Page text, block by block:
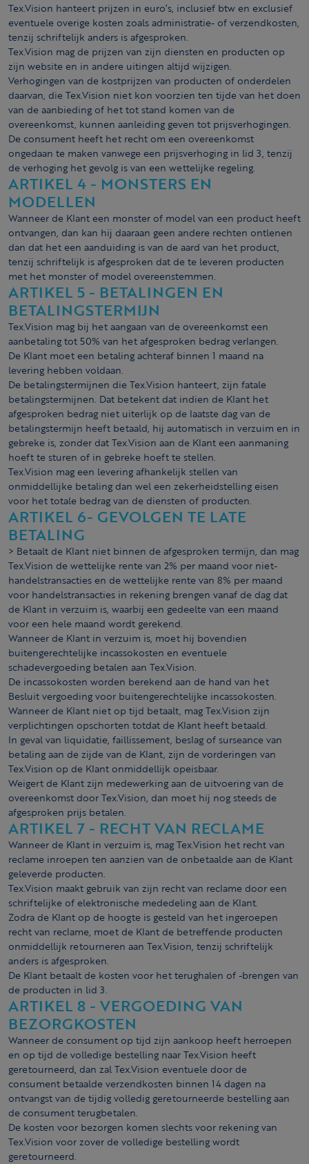
Tex.Vision hanteert prijzen in euro’s, inclusief btw en exclusief
eventuele overige kosten zoals administratie- of verzendkosten,
tenzij schriftelijk anders is afgesproken.
Tex.Vision mag de prijzen van zijn diensten en producten op
zijn website en in andere uitingen altijd wijzigen.
Verhogingen van de kostprijzen van producten of onderdelen
daarvan, die Tex.Vision niet kon voorzien ten tijde van het doen
van de aanbieding of het tot stand komen van de
overeenkomst, kunnen aanleiding geven tot prijsverhogingen.
De consument heeft het recht om een overeenkomst
ongedaan te maken vanwege een prijsverhoging in lid 3, tenzij
de verhoging het gevolg is van een wettelijke regeling.
ARTIKEL 4 - MONSTERS EN
MODELLEN
Wanneer de Klant een monster of model van een product heeft
ontvangen, dan kan hij daaraan geen andere rechten ontlenen
dan dat het een aanduiding is van de aard van het product,
tenzij schriftelijk is afgesproken dat de te leveren producten
met het monster of model overeenstemmen.
ARTIKEL 5 - BETALINGEN EN
BETALINGSTERMIJN
Tex.Vision mag bij het aangaan van de overeenkomst een
aanbetaling tot 50% van het afgesproken bedrag verlangen.
De Klant moet een betaling achteraf binnen 1 maand na
levering hebben voldaan.
De betalingstermijnen die Tex.Vision hanteert, zijn fatale
betalingstermijnen. Dat betekent dat indien de Klant het
afgesproken bedrag niet uiterlijk op de laatste dag van de
betalingstermijn heeft betaald, hij automatisch in verzuim en in
gebreke is, zonder dat Tex.Vision aan de Klant een aanmaning
hoeft te sturen of in gebreke hoeft te stellen.
Tex.Vision mag een levering afhankelijk stellen van
onmiddellijke betaling dan wel een zekerheidstelling eisen
voor het totale bedrag van de diensten of producten.
ARTIKEL 6- GEVOLGEN TE LATE
BETALING
> Betaalt de Klant niet binnen de afgesproken termijn, dan mag
Tex.Vision de wettelijke rente van 2% per maand voor niet-
handelstransacties en de wettelijke rente van 8% per maand
voor handelstransacties in rekening brengen vanaf de dag dat
de Klant in verzuim is, waarbij een gedeelte van een maand
voor een hele maand wordt gerekend.
Wanneer de Klant in verzuim is, moet hij bovendien
buitengerechtelijke incassokosten en eventuele
schadevergoeding betalen aan Tex.Vision.
De incassokosten worden berekend aan de hand van het
Besluit vergoeding voor buitengerechtelijke incassokosten.
Wanneer de Klant niet op tijd betaalt, mag Tex.Vision zijn
verplichtingen opschorten totdat de Klant heeft betaald.
In geval van liquidatie, faillissement, beslag of surseance van
betaling aan de zijde van de Klant, zijn de vorderingen van
Tex.Vision op de Klant onmiddellijk opeisbaar.
Weigert de Klant zijn medewerking aan de uitvoering van de
overeenkomst door Tex.Vision, dan moet hij nog steeds de
afgesproken prijs betalen.
ARTIKEL 7 - RECHT VAN RECLAME
Wanneer de Klant in verzuim is, mag Tex.Vision het recht van
reclame inroepen ten aanzien van de onbetaalde aan de Klant
geleverde producten.
Tex.Vision maakt gebruik van zijn recht van reclame door een
schriftelijke of elektronische mededeling aan de Klant.
Zodra de Klant op de hoogte is gesteld van het ingeroepen
recht van reclame, moet de Klant de betreffende producten
onmiddellijk retourneren aan Tex.Vision, tenzij schriftelijk
anders is afgesproken.
De Klant betaalt de kosten voor het terughalen of -brengen van
de producten in lid 3.
ARTIKEL 8 - VERGOEDING VAN
BEZORGKOSTEN
Wanneer de consument op tijd zijn aankoop heeft herroepen
en op tijd de volledige bestelling naar Tex.Vision heeft
geretourneerd, dan zal Tex.Vision eventuele door de
consument betaalde verzendkosten binnen 14 dagen na
ontvangst van de tijdig volledig geretourneerde bestelling aan
de consument terugbetalen.
De kosten voor bezorgen komen slechts voor rekening van
Tex.Vision voor zover de volledige bestelling wordt
geretourneerd.